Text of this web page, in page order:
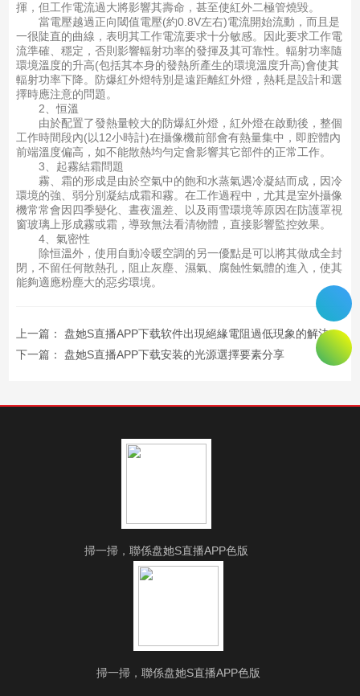
揮，但工作電流過大將影響其壽命，甚至使紅外二極管燒毀。
當電壓越過正向閾值電壓(約0.8V左右)電流開始流動，而且是
一很陡直的曲線，表明其工作電流要求十分敏感。因此要求工作電
流準確、穩定，否則影響輻射功率的發揮及其可靠性。輻射功率隨
環境溫度的升高(包括其本身的發熱所產生的環境溫度升高)會使其
輻射功率下降。防爆紅外燈特別是遠距離紅外燈，熱耗是設計和選
擇時應注意的問題。
2、恒溫
由於配置了發熱量較大的防爆紅外燈，紅外燈在啟動後，整個
工作時間段內(以12小時計)在攝像機前部會有熱量集中，即腔體內
前端溫度偏高，如不能散熱均勻定會影響其它部件的正常工作。
3、起霧結霜問題
霧、霜的形成是由於空氣中的飽和水蒸氣遇冷凝結而成，因冷
環境的強、弱分別凝結成霜和霧。在工作過程中，尤其是室外攝像
機常常會因四季變化、晝夜溫差、以及雨雪環境等原因在防護罩視
窗玻璃上形成霧或霜，導致無法看清物體，直接影響監控效果。
4、氣密性
除恒溫外，使用自動冷暖空調的另一優點是可以將其做成全封
閉，不留任何散熱孔，阻止灰塵、濕氣、腐蝕性氣體的進入，使其
能夠適應粉塵大的惡劣環境。
上一篇： 盘她S直播APP下载软件出現絕緣電阻過低現象的解決方法介紹
下一篇： 盘她S直播APP下载安装的光源選擇要素分享
掃一掃，聯係盘她S直播APP色版
掃一掃，聯係盘她S直播APP色版